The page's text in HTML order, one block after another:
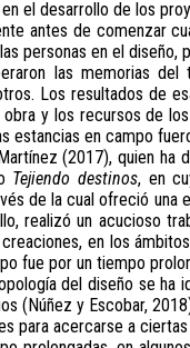
el desarrollo de los
antes de comenzar
personas en el
las memorias
Los resultados de
y los recursos de
estancias en campo
(2017), quien ha
Tejiendo destinos, en
de la cual ofreció
realizó un acucioso
en los
fue por un tiempo
del diseño se ha
(Núñez y Escobar,
para acercarse a